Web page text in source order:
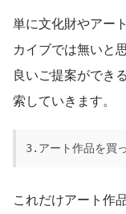
単に文化財やアー
カイブでは無いと
良いご提案ができ
索していきます。
3.アート作品を買
これだけアート作